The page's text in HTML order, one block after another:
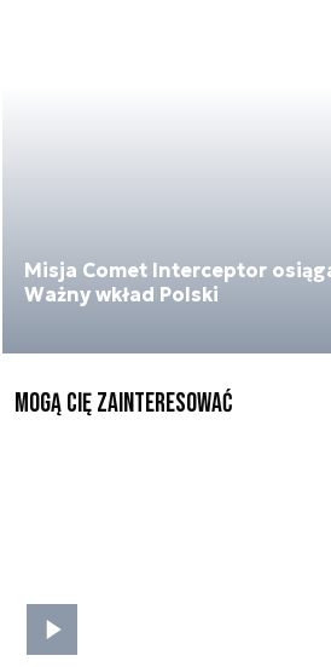
Misja Comet Interceptor
Ważny wkład Polski
Mogą Cię zainteresować